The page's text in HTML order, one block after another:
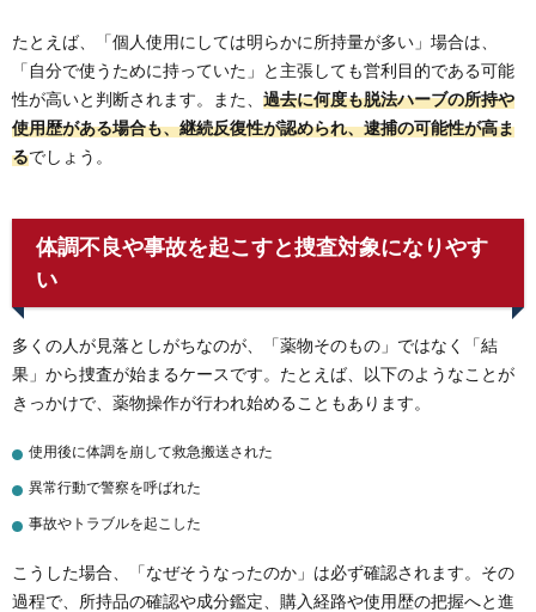
たとえば、「個人使用にしては明らかに所持量が多い」場合は、
「自分で使うために持っていた」と主張しても営利目的である可能
性が高いと判断されます。また、 過去に何度も脱法ハーブの所持や
使用歴がある場合も、継続反復性が認められ、逮捕の可能性が高ま
るでしょう。
体調不良や事故を起こすと捜査対象になりやす
い
多くの人が見落としがちなのが、「薬物そのもの」ではなく「結
果」から捜査が始まるケースです。たとえば、以下のようなことが
きっかけで、薬物操作が行われ始めることもあります。
使用後に体調を崩して救急搬送された
異常行動で警察を呼ばれた
事故やトラブルを起こした
こうした場合、「なぜそうなったのか」は必ず確認されます。その
過程で、所持品の確認や成分鑑定、購入経路や使用歴の把握へと進